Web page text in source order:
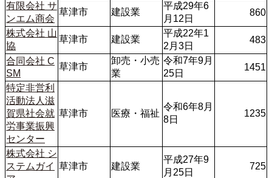
有限会社 サ
ンエム商会
草津市 建設業
平成29年6
月12日
860
株式会社 山
協
草津市 建設業
平成22年1
2月3日
483
合同会社 C
SM
草津市
卸売・小売
業
令和7年9月
25日
1451
特定非営利
活動法人滋
賀県社会就
労事業振興
センター
草津市 医療・福祉
令和6年8月
8日
1235
株式会社 シ
ステムガイ 草津市 建設業
平成27年9
月25日
725